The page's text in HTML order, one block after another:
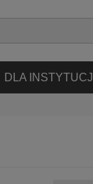
DLA INSTYTUCJI